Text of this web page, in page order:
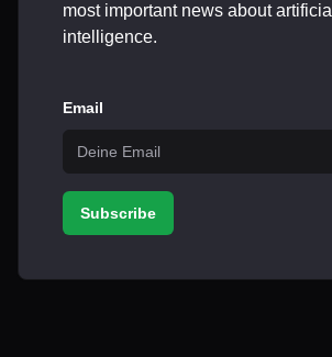
most important news about artificial
intelligence.
Email
Subscribe